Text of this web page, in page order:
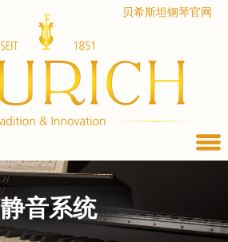
贝希斯坦钢琴官网
静音系统